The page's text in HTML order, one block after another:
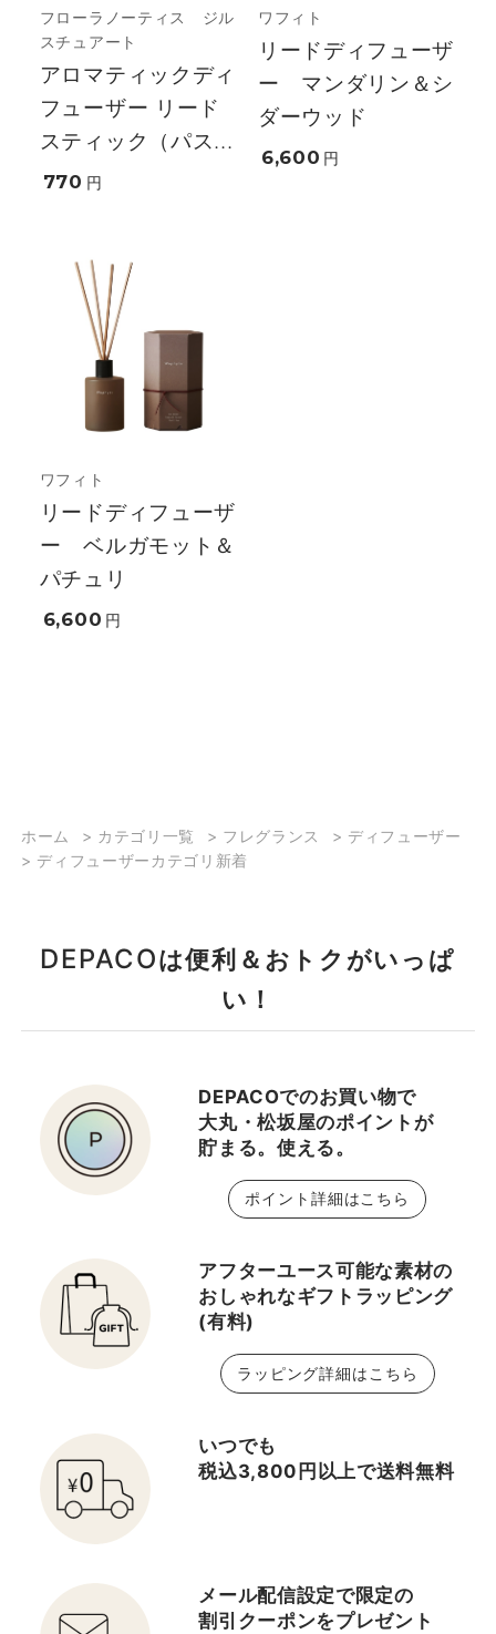
フローラノーティス ジル
スチュアート
アロマティックディ
フューザー リード
スティック（パス...
770 円
ワフィト
リードディフューザ
ー マンダリン＆シ
ダーウッド
6,600 円
ワフィト
リードディフューザ
ー ベルガモット＆
パチュリ
6,600 円
ホーム > カテゴリ一覧 > フレグランス > ディフューザー
> ディフューザーカテゴリ新着
DEPACOは便利＆おトクがいっぱ
い！
DEPACOでのお買い物で
大丸・松坂屋のポイントが
貯まる。使える。
ポイント詳細はこちら
アフターユース可能な素材の
おしゃれなギフトラッピング
(有料)
ラッピング詳細はこちら
いつでも
税込3,800円以上で送料無料
メール配信設定で限定の
割引クーポンをプレゼント